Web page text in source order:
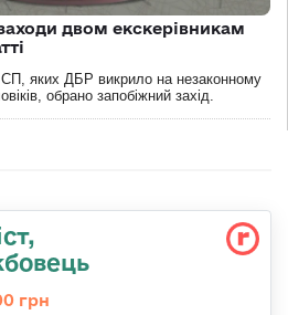
двом екскерівникам
яких ДБР викрило на незаконному
обрано запобіжний захід.
грн